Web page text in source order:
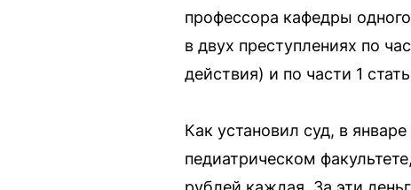
профессора кафедры
в двух преступлениях по
действия) и по части 1
Как установил суд, в
педиатрическом